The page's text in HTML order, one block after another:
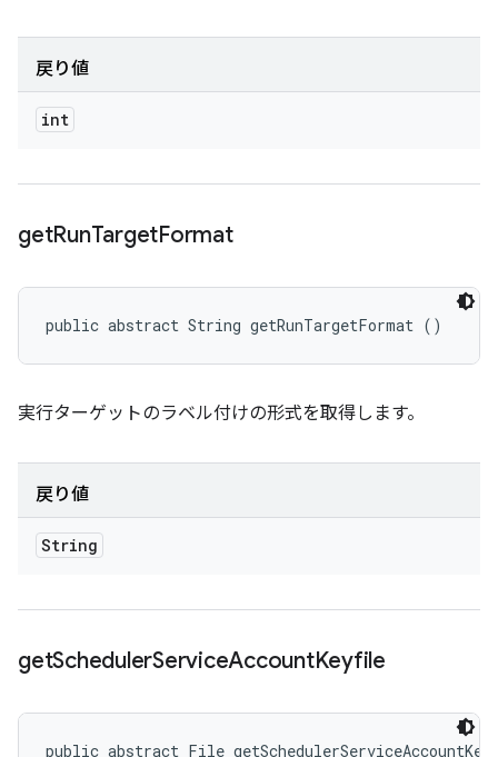
戻り値
int
getRunTargetFormat
public abstract String getRunTargetFormat ()
実行ターゲットのラベル付けの形式を取得します。
戻り値
String
getSchedulerServiceAccountKeyfile
public abstract File